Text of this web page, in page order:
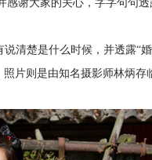
谢大家的关心，字字句句
清楚是什么时候，并透露“
片则是由知名摄影师林炳存